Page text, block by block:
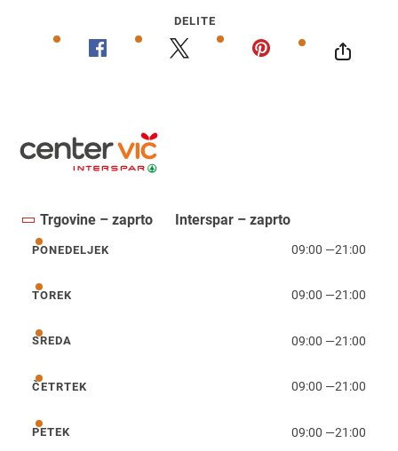
DELITE
Trgovine – zaprto Interspar – zaprto
ponedeljek
PONEDELJEK 09:00 —21:00
torek
TOREK 09:00 —21:00
sreda
SREDA 09:00 —21:00
četrtek
ČETRTEK 09:00 —21:00
petek
PETEK 09:00 —21:00